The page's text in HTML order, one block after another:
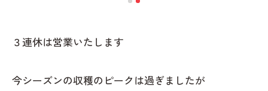
３連休は営業いたします
今シーズンの収穫のピークは過ぎましたが